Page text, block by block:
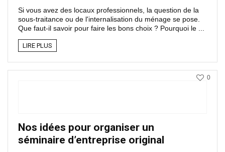
Si vous avez des locaux professionnels, la question de la
sous-traitance ou de l'internalisation du ménage se pose.
Que faut-il savoir pour faire les bons choix ? Pourquoi le ...
LIRE PLUS
Nos idées pour organiser un
séminaire d’entreprise original
0